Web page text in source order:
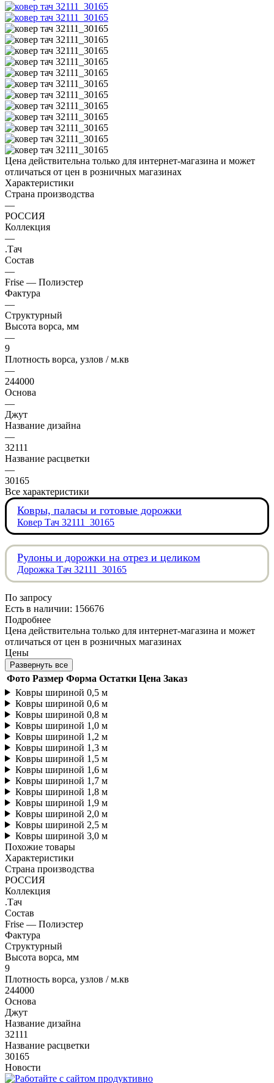
Цена действительна только для интернет-магазина и может
отличаться от цен в розничных магазинах
Характеристики
Страна производства
—
РОССИЯ
Коллекция
—
.Тач
Состав
—
Frise — Полиэстер
Фактура
—
Структурный
Высота ворса, мм
—
9
Плотность ворса, узлов / м.кв
—
244000
Основа
—
Джут
Название дизайна
—
32111
Название расцветки
—
30165
Все характеристики
Ковры, паласы и готовые дорожки
Ковер Тач 32111_30165
Рулоны и дорожки на отрез и целиком
Дорожка Тач 32111_30165
По запросу
Есть в наличии: 156676
Подробнее
Цена действительна только для интернет-магазина и может
отличаться от цен в розничных магазинах
Цены
Развернуть все
Фото Размер Форма Остатки Цена Заказ
Ковры шириной 0,5 м
Ковры шириной 0,6 м
Ковры шириной 0,8 м
Ковры шириной 1,0 м
Ковры шириной 1,2 м
Ковры шириной 1,3 м
Ковры шириной 1,5 м
Ковры шириной 1,6 м
Ковры шириной 1,7 м
Ковры шириной 1,8 м
Ковры шириной 1,9 м
Ковры шириной 2,0 м
Ковры шириной 2,5 м
Ковры шириной 3,0 м
Похожие товары
Характеристики
Страна производства
РОССИЯ
Коллекция
.Тач
Состав
Frise — Полиэстер
Фактура
Структурный
Высота ворса, мм
9
Плотность ворса, узлов / м.кв
244000
Основа
Джут
Название дизайна
32111
Название расцветки
30165
Новости